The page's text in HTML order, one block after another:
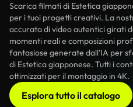
Scarica filmati di Estetica
per i tuoi progetti creativi. La
accurata di video autentici girati
momenti reali e composizioni
fantasiose generate dall'IA per
di Estetica giapponese. Tutti i
ottimizzati per il montaggio in 4K.
Esplora tutto il catalogo